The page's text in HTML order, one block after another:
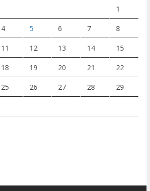
1
4 5 6 7 8
11 12 13 14 15
18 19 20 21 22
25 26 27 28 29